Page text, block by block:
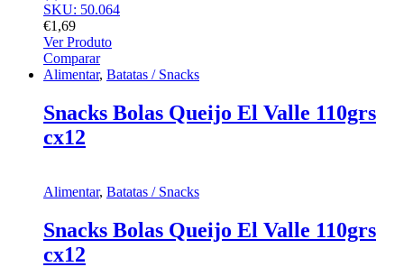
SKU: 50.064
€1,69
Ver Produto
Comparar
Alimentar, Batatas / Snacks
Snacks Bolas Queijo El Valle 110grs
cx12
Alimentar, Batatas / Snacks
Snacks Bolas Queijo El Valle 110grs
cx12